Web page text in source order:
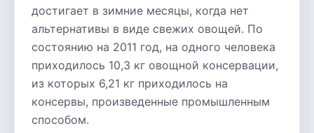
достигает в зимние месяцы, когда нет
альтернативы в виде свежих овощей. По
состоянию на 2011 год, на одного человека
приходилось 10,3 кг овощной консервации,
из которых 6,21 кг приходилось на
консервы, произведенные промышленным
способом.